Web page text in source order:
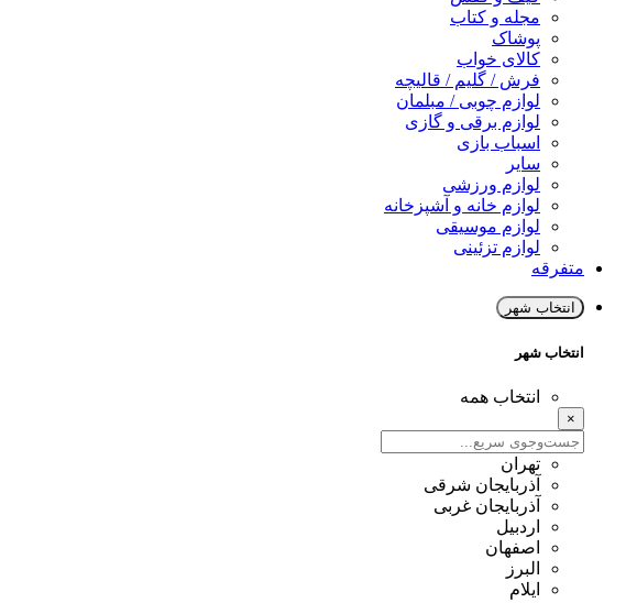
مجله و کتاب
پوشاک
کالای خواب
فرش / گلیم / قالیچه
لوازم چوبی / مبلمان
لوازم برقی و گازی
اسباب بازی
سایر
لوازم ورزشی
لوازم خانه و آشپزخانه
لوازم موسیقی
لوازم تزئینی
متفرقه
انتخاب شهر
انتخاب شهر
انتخاب همه
×
تهران
آذربایجان شرقی
آذربایجان غربی
اردبیل
اصفهان
البرز
ایلام